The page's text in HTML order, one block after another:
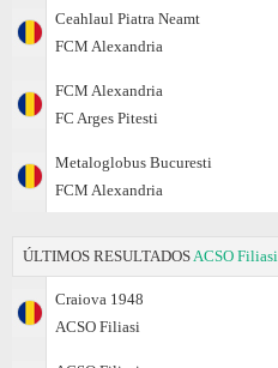
Ceahlaul Piatra Neamt
FCM Alexandria
FCM Alexandria
FC Arges Pitesti
Metaloglobus Bucuresti
FCM Alexandria
ÚLTIMOS RESULTADOS ACSO Filiasi
Craiova 1948
ACSO Filiasi